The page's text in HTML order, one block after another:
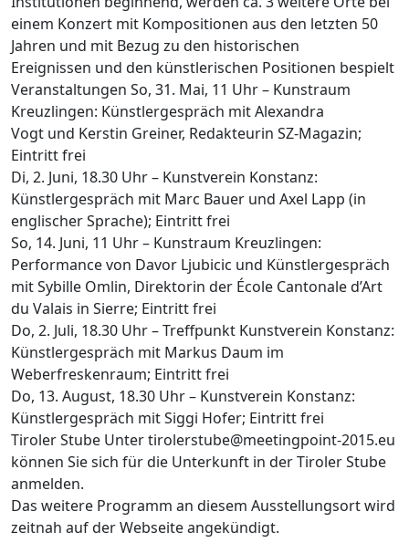
einem Konzert mit Kompositionen aus den letzten 50
Jahren und mit Bezug zu den historischen
Ereignissen und den künstlerischen Positionen bespielt
Veranstaltungen So, 31. Mai, 11 Uhr – Kunstraum
Kreuzlingen: Künstlergespräch mit Alexandra
Vogt und Kerstin Greiner, Redakteurin SZ-Magazin;
Eintritt frei
Di, 2. Juni, 18.30 Uhr – Kunstverein Konstanz:
Künstlergespräch mit Marc Bauer und Axel Lapp (in
englischer Sprache); Eintritt frei
So, 14. Juni, 11 Uhr – Kunstraum Kreuzlingen:
Performance von Davor Ljubicic und Künstlergespräch
mit Sybille Omlin, Direktorin der École Cantonale d’Art
du Valais in Sierre; Eintritt frei
Do, 2. Juli, 18.30 Uhr – Treffpunkt Kunstverein Konstanz:
Künstlergespräch mit Markus Daum im
Weberfreskenraum; Eintritt frei
Do, 13. August, 18.30 Uhr – Kunstverein Konstanz:
Künstlergespräch mit Siggi Hofer; Eintritt frei
Tiroler Stube Unter tirolerstube@meetingpoint-2015.eu
können Sie sich für die Unterkunft in der Tiroler Stube
anmelden.
Das weitere Programm an diesem Ausstellungsort wird
zeitnah auf der Webseite angekündigt.